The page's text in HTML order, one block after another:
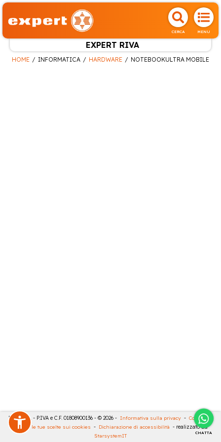
CERCA MENU
EXPERT RIVA
CHATTA
HOME INFORMATICA HARDWARE NOTEBOOKULTRA MOBILE
RIVA SRL - P.IVA e C.F. 01808900136 - © 2026 - Informativa sulla privacy - Cookies
Rivedi le tue scelte sui cookies - Dichiarazione di accessibilità - realizzato da
StarsystemIT